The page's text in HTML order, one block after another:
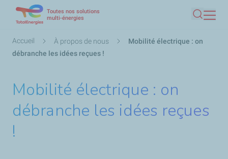
contenu
Toutes nos solutions
multi-énergies
Fil
d'Ariane
Accueil À propos de nous
Mobilité électrique : on
débranche les idées reçues !
Mobilité électrique : on
débranche les idées reçues
!